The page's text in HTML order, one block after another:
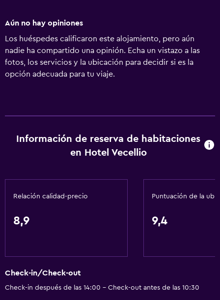
Aún no hay opiniones
Los huéspedes calificaron este alojamiento, pero aún
nadie ha compartido una opinión. Echa un vistazo a las
fotos, los servicios y la ubicación para decidir si es la
opción adecuada para tu viaje.
Información de reserva de habitaciones
en Hotel Vecellio
Relación calidad-precio
8,9
Puntuación de la
9,4
Check-in/Check-out
Check-in después de las 14:00 - Check-out antes de las 10:30